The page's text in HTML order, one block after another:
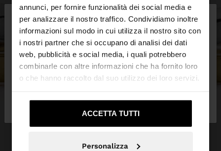
annunci, per fornire funzionalità dei social media e
per analizzare il nostro traffico. Condividiamo inoltre
informazioni sul modo in cui utilizza il nostro sito con
i nostri partner che si occupano di analisi dei dati
web, pubblicità e social media, i quali potrebbero
combinarle con altre informazioni che ha fornito loro
o che hanno raccolto dal suo utilizzo dei loro servizi.
ACCETTA TUTTI
Personalizza
ciao ×
Stai accedendo al sito da Italia. Vuoi navigare sul
nostro sito United States?